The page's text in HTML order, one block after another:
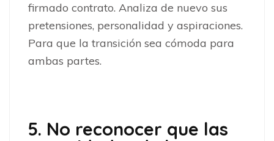
firmado contrato. Analiza de nuevo sus
pretensiones, personalidad y aspiraciones.
Para que la transición sea cómoda para
ambas partes.
5. No reconocer que las